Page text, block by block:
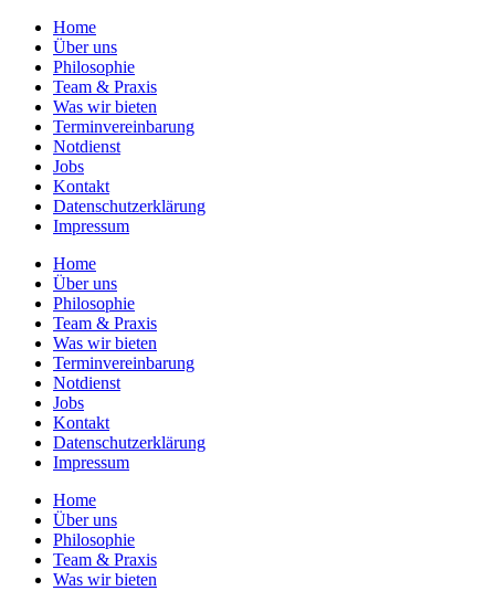
Home
Über uns
Philosophie
Team & Praxis
Was wir bieten
Terminvereinbarung
Notdienst
Jobs
Kontakt
Datenschutzerklärung
Impressum
Home
Über uns
Philosophie
Team & Praxis
Was wir bieten
Terminvereinbarung
Notdienst
Jobs
Kontakt
Datenschutzerklärung
Impressum
Home
Über uns
Philosophie
Team & Praxis
Was wir bieten